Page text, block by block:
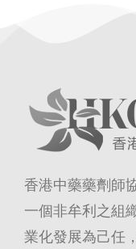
香港中藥藥劑師
一個非牟利之組
業化發展為己任